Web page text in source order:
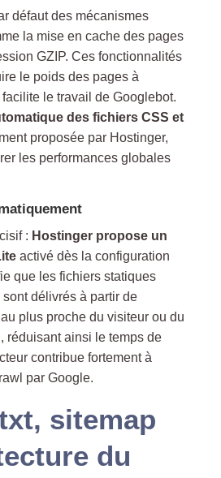
défaut des mécanismes
la mise en cache des pages
GZIP. Ces fonctionnalités
le poids des pages à
le travail de Googlebot.
des fichiers CSS et
proposée par Hostinger,
les performances globales
: Hostinger propose un
activé dès la configuration
que les fichiers statiques
délivrés à partir de
plus proche du visiteur ou du
réduisant ainsi le temps de
contribue fortement à
par Google.
sitemap
du